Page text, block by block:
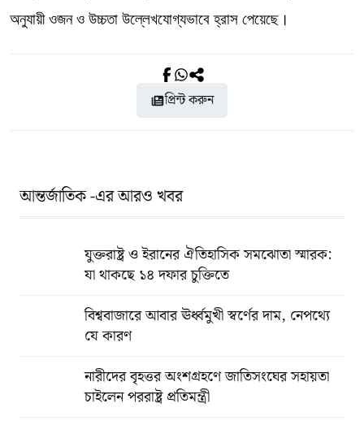
অনুযায়ী ওজন ও উচ্চতা উল্লেখযোগ্যভাবে হ্রাস পেয়েছে।
প্রিন্ট করুন
আন্তর্জাতিক -এর আরও খবর
যুক্তরাষ্ট্র ও ইরানের ঐতিহাসিক সমঝোতা স্মারক:
যা থাকছে ১৪ দফার চুক্তিতে
বিশ্ববাজারে আবার ঊর্ধ্বমুখী স্বর্ণের দাম, নেপথ্যে
যে কারণ
নারীদের বৃহত্তর অংশগ্রহণে জাতিসংঘের সহায়তা
চাইলেন পররাষ্ট্র প্রতিমন্ত্রী